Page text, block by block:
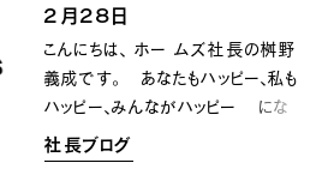
施工事例
リノベーション
２月２８日
こんにちは、 ホー ムズ社長の桝野
義成です。 あなたもハッピー、私も
ハッピー、みんながハッピー にな
るために共に顔晴りましょう ２月
２８日 日曜日 丁度区切りもよく
社長ブログ